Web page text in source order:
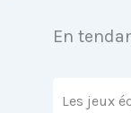
En
Les jeux